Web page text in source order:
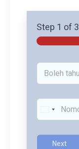
Step 1 of 3
N
m
*
K
n
a
Next